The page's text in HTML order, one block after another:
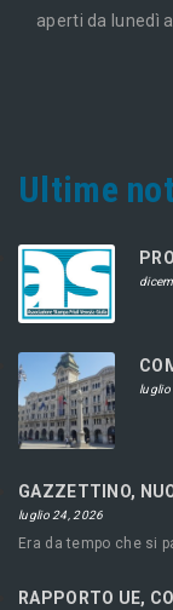
aperti da lunedì
Ultime
luglio
GAZZETTINO,
luglio 24, 2026
Era da tempo che si